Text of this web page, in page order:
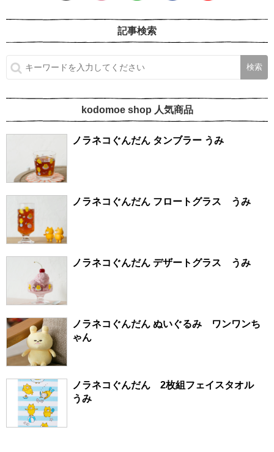
記事検索
kodomoe shop 人気商品
ノラネコぐんだん タンブラー うみ
ノラネコぐんだん フロートグラス うみ
ノラネコぐんだん デザートグラス うみ
ノラネコぐんだん ぬいぐるみ ワンワンち
ゃん
ノラネコぐんだん 2枚組フェイスタオル
うみ